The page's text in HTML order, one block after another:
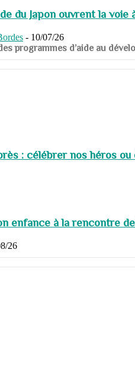
du Japon ouvrent la
- 10/07/26
programmes d’aide au
: célébrer nos héros ou
enfance à la rencontre
26